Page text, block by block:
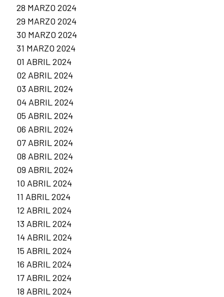
28 MARZO 2024
29 MARZO 2024
30 MARZO 2024
31 MARZO 2024
01 ABRIL 2024
02 ABRIL 2024
03 ABRIL 2024
04 ABRIL 2024
05 ABRIL 2024
06 ABRIL 2024
07 ABRIL 2024
08 ABRIL 2024
09 ABRIL 2024
10 ABRIL 2024
11 ABRIL 2024
12 ABRIL 2024
13 ABRIL 2024
14 ABRIL 2024
15 ABRIL 2024
16 ABRIL 2024
17 ABRIL 2024
18 ABRIL 2024